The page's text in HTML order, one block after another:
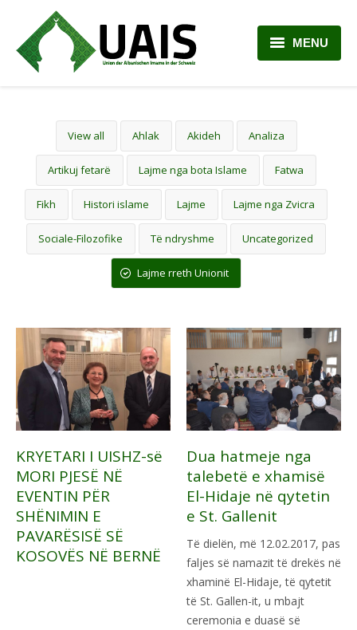
MENU
RRETH NESH
ARTIKUJ
PLANI MËSIMOR
KONTAKTI
View all Ahlak Akideh Analiza
Artikuj fetarë Lajme nga bota Islame Fatwa
Fikh Histori islame Lajme Lajme nga Zvicra
Sociale-Filozofike Të ndryshme Uncategorized
Lajme rreth Unionit
KRYETARI I UISHZ-së
MORI PJESË NË
EVENTIN PËR
SHËNIMIN E
PAVARËSISË SË
KOSOVËS NË BERNË
Dua hatmeje nga
talebetë e xhamisë
El-Hidaje në qytetin
e St. Gallenit
Të dielën, më 12.02.2017, pas
faljes së namazit të drekës në
xhaminë El-Hidaje, të qytetit
të St. Gallen-it, u mbajt
ceremonia e duasë së